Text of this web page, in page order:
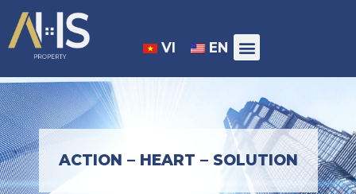
VI EN
ACTION – HEART – SOLUTION